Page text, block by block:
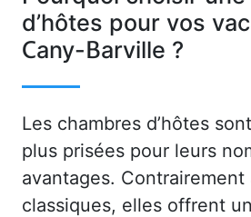
d’hôtes pour vos
Cany-Barville ?
Les chambres d’hôtes
plus prisées pour leurs
avantages.
classiques, elles offrent